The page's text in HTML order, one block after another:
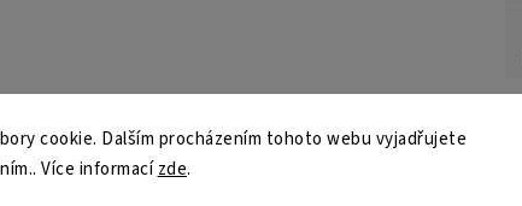
cookie. Dalším procházením tohoto webu vyjadřujete
Více informacízde.